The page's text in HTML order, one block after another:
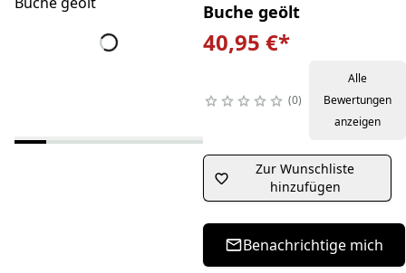
Buche geölt
40,95 €*
0
Alle
Bewertungen
anzeigen
Zur Wunschliste
hinzufügen
Benachrichtige mich